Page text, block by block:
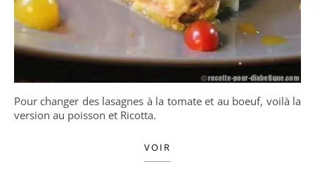
Pour changer des lasagnes à la tomate et au boeuf, voilà la
version au poisson et Ricotta.
VOIR